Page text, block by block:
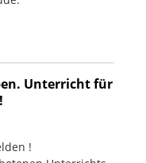
Unterricht für
!